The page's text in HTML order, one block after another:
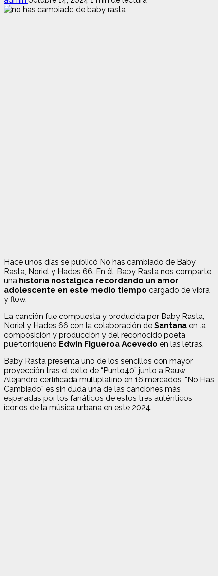
Hace unos días se publicó No has cambiado de Baby
Rasta, Noriel y Hades 66. En él, Baby Rasta nos comparte
una historia nostálgica recordando un amor
adolescente en este medio tiempo cargado de vibra
y flow.
La canción fue compuesta y producida por Baby Rasta,
Noriel y Hades 66 con la colaboración de Santana en la
composición y producción y del reconocido poeta
puertorriqueño Edwin Figueroa Acevedo en las letras.
Baby Rasta presenta uno de los sencillos con mayor
proyección tras el éxito de “Punto40” junto a Rauw
Alejandro certificada multiplatino en 16 mercados. “No Has
Cambiado” es sin duda una de las canciones más
esperadas por los fanáticos de estos tres auténticos
íconos de la música urbana en este 2024.